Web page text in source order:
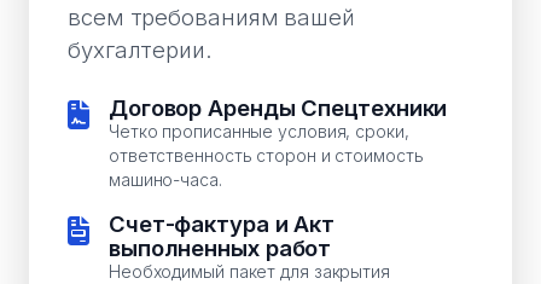
всем требованиям вашей
бухгалтерии.
Договор Аренды Спецтехники
Четко прописанные условия, сроки,
ответственность сторон и стоимость
машино-часа.
Счет-фактура и Акт
выполненных работ
Необходимый пакет для закрытия